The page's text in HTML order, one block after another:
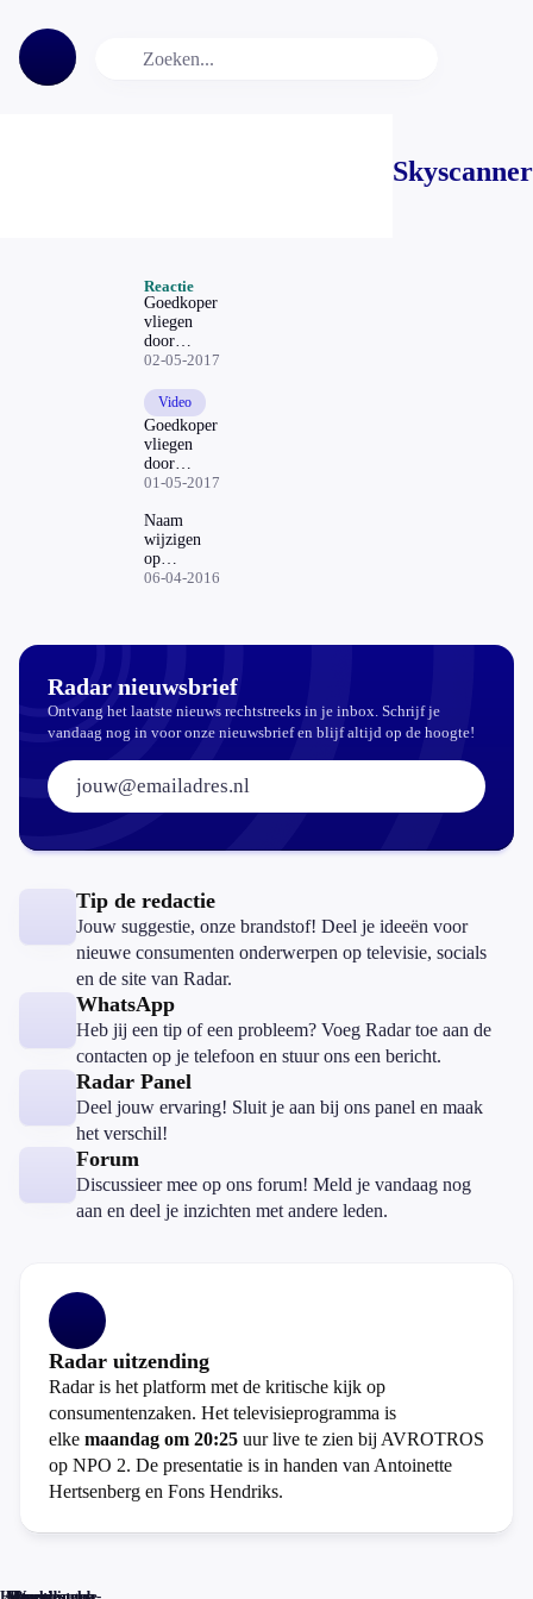
Skyscanner
Reactie
Goedkoper
vliegen
door
simpele
reactie
Skyscanner
02-05-2017
Video
Goedkoper
vliegen
door
simpele
01-05-2017
Naam
wijzigen
op
vliegticket:
06-04-2016
Radar nieuwsbrief
Ontvang het laatste nieuws rechtstreeks in je inbox. Schrijf je
vandaag nog in voor onze nieuwsbrief en blijf altijd op de hoogte!
E-mailadres:
Tip de redactie
Jouw suggestie, onze brandstof! Deel je ideeën voor
nieuwe consumenten onderwerpen op televisie, socials
en de site van Radar.
WhatsApp
Heb jij een tip of een probleem? Voeg Radar toe aan de
contacten op je telefoon en stuur ons een bericht.
Radar Panel
Deel jouw ervaring! Sluit je aan bij ons panel en maak
het verschil!
Forum
Discussieer mee op ons forum! Meld je vandaag nog
aan en deel je inzichten met andere leden.
Radar uitzending
Radar is het platform met de kritische kijk op
consumentenzaken. Het televisieprogramma is
elke maandag om 20:25 uur live te zien bij AVROTROS
op NPO 2. De presentatie is in handen van Antoinette
Hertsenberg en Fons Hendriks.